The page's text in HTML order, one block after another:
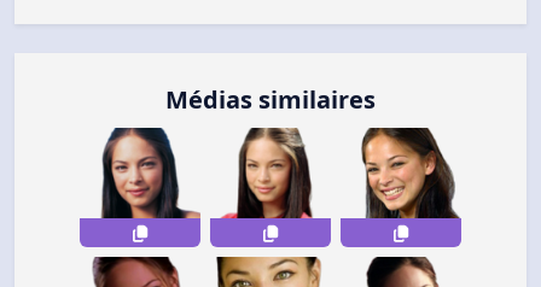
Médias similaires